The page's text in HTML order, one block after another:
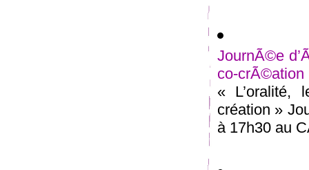
JournÃ©e
co-crÃ©ation
« L’oralité,
création »
à 17h30 au